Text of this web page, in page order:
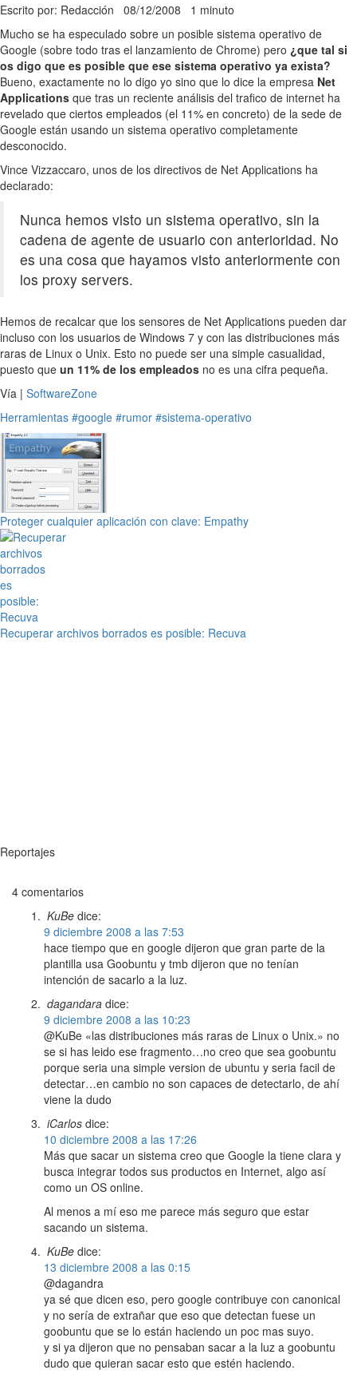
Escrito por: Redacción 08/12/2008 1 minuto
Mucho se ha especulado sobre un posible sistema operativo de
Google (sobre todo tras el lanzamiento de Chrome) pero ¿que tal si
os digo que es posible que ese sistema operativo ya exista?
Bueno, exactamente no lo digo yo sino que lo dice la empresa Net
Applications que tras un reciente análisis del trafico de internet ha
revelado que ciertos empleados (el 11% en concreto) de la sede de
Google están usando un sistema operativo completamente
desconocido.
Vince Vizzaccaro, unos de los directivos de Net Applications ha
declarado:
Nunca hemos visto un sistema operativo, sin la
cadena de agente de usuario con anterioridad. No
es una cosa que hayamos visto anteriormente con
los proxy servers.
Hemos de recalcar que los sensores de Net Applications pueden dar
incluso con los usuarios de Windows 7 y con las distribuciones más
raras de Linux o Unix. Esto no puede ser una simple casualidad,
puesto que un 11% de los empleados no es una cifra pequeña.
Vía | SoftwareZone
Herramientas #google #rumor #sistema-operativo
Proteger cualquier aplicación con clave: Empathy
Recuperar archivos borrados es posible: Recuva
Reportajes
4 comentarios
KuBe dice:
9 diciembre 2008 a las 7:53
hace tiempo que en google dijeron que gran parte de la
plantilla usa Goobuntu y tmb dijeron que no tenían
intención de sacarlo a la luz.
dagandara dice:
9 diciembre 2008 a las 10:23
@KuBe «las distribuciones más raras de Linux o Unix.» no
se si has leido ese fragmento…no creo que sea goobuntu
porque seria una simple version de ubuntu y seria facil de
detectar…en cambio no son capaces de detectarlo, de ahí
viene la dudo
iCarlos dice:
10 diciembre 2008 a las 17:26
Más que sacar un sistema creo que Google la tiene clara y
busca integrar todos sus productos en Internet, algo así
como un OS online.
Al menos a mí eso me parece más seguro que estar
sacando un sistema.
KuBe dice:
13 diciembre 2008 a las 0:15
@dagandra
ya sé que dicen eso, pero google contribuye con canonical
y no sería de extrañar que eso que detectan fuese un
goobuntu que se lo están haciendo un poc mas suyo.
y si ya dijeron que no pensaban sacar a la luz a goobuntu
dudo que quieran sacar esto que estén haciendo.